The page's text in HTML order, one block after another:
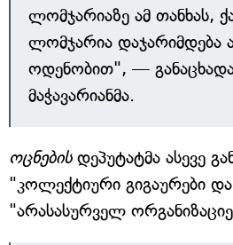
ლომჯარიაზე ამ თანხას,
ლომჯარია დაჯარიმდება
ოდენობით", —
მაჭავარიანმა.
ოცნებისდეპუტატმა ასევე
"კოლექტიური გიგაურები
"არასასურველ